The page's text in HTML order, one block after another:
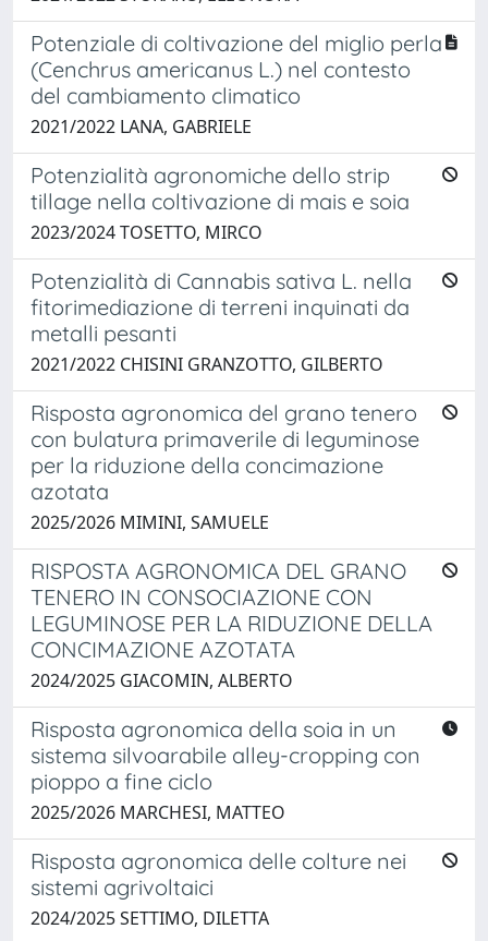
Potenziale di coltivazione del miglio perla
(Cenchrus americanus L.) nel contesto
del cambiamento climatico
2021/2022 LANA, GABRIELE
Potenzialità agronomiche dello strip
tillage nella coltivazione di mais e soia
2023/2024 TOSETTO, MIRCO
Potenzialità di Cannabis sativa L. nella
fitorimediazione di terreni inquinati da
metalli pesanti
2021/2022 CHISINI GRANZOTTO, GILBERTO
Risposta agronomica del grano tenero
con bulatura primaverile di leguminose
per la riduzione della concimazione
azotata
2025/2026 MIMINI, SAMUELE
RISPOSTA AGRONOMICA DEL GRANO
TENERO IN CONSOCIAZIONE CON
LEGUMINOSE PER LA RIDUZIONE DELLA
CONCIMAZIONE AZOTATA
2024/2025 GIACOMIN, ALBERTO
Risposta agronomica della soia in un
sistema silvoarabile alley-cropping con
pioppo a fine ciclo
2025/2026 MARCHESI, MATTEO
Risposta agronomica delle colture nei
sistemi agrivoltaici
2024/2025 SETTIMO, DILETTA